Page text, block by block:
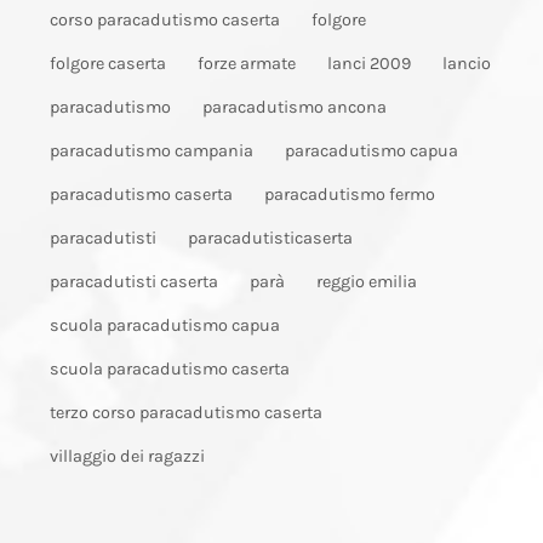
corso paracadutismo caserta folgore
folgore caserta forze armate lanci 2009 lancio
paracadutismo paracadutismo ancona
paracadutismo campania paracadutismo capua
paracadutismo caserta paracadutismo fermo
paracadutisti paracadutisticaserta
paracadutisti caserta parà reggio emilia
scuola paracadutismo capua
scuola paracadutismo caserta
terzo corso paracadutismo caserta
villaggio dei ragazzi